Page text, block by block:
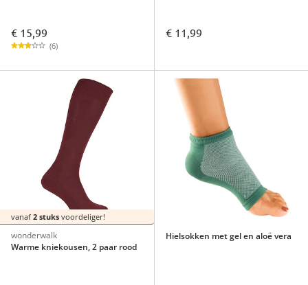
€ 15,99
(6)
€ 11,99
vanaf 2 stuks voordeliger!
wonderwalk
Warme kniekousen, 2 paar rood
Hielsokken met gel en aloë vera